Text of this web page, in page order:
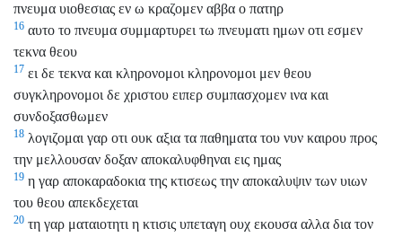
πνευμα υιοθεσιας εν ω κραζομεν αββα ο πατηρ
16 αυτο το πνευμα συμμαρτυρει τω πνευματι ημων οτι εσμεν
τεκνα θεου
17 ει δε τεκνα και κληρονομοι κληρονομοι μεν θεου
συγκληρονομοι δε χριστου ειπερ συμπασχομεν ινα και
συνδοξασθωμεν
18 λογιζομαι γαρ οτι ουκ αξια τα παθηματα του νυν καιρου προς
την μελλουσαν δοξαν αποκαλυφθηναι εις ημας
19 η γαρ αποκαραδοκια της κτισεως την αποκαλυψιν των υιων
του θεου απεκδεχεται
20 τη γαρ ματαιοτητι η κτισις υπεταγη ουχ εκουσα αλλα δια τον